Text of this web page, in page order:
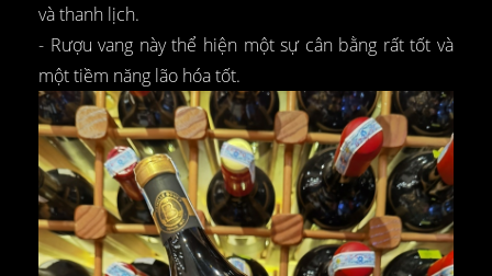
và thanh lịch.
- Rượu vang này thể hiện một sự cân bằng rất tốt và
một tiềm năng lão hóa tốt.